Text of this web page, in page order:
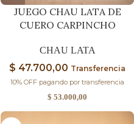
JUEGO CHAU LATA DE
CUERO CARPINCHO
CHAU LATA
$ 47.700,00 Transferencia
10% OFF pagando por transferencia
$ 53.000,00